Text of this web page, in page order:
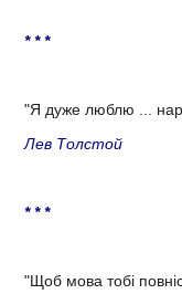
* * *
"Я дуже люблю ...
Лев Толстой
* * *
"Щоб мова тобі